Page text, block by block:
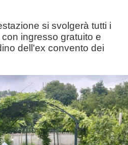
si svolgerà tutti i
ingresso gratuito e
dell'ex convento dei